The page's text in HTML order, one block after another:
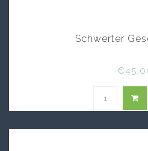
Schwerter